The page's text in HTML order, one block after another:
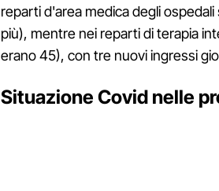
reparti d'area medica degli
più), mentre nei reparti di terapia
erano 45), con tre nuovi ingressi
Situazione Covid nelle